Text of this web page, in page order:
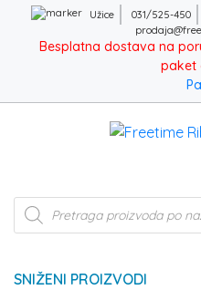
Užice 031/525-450
Besplatna dostava na
paket
Products
search
SNIŽENI PROIZVODI